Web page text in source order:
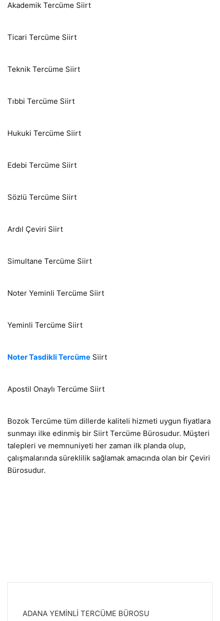
Akademik Tercüme Siirt
Ticari Tercüme Siirt
Teknik Tercüme Siirt
Tıbbi Tercüme Siirt
Hukuki Tercüme Siirt
Edebi Tercüme Siirt
Sözlü Tercüme Siirt
Ardıl Çeviri Siirt
Simultane Tercüme Siirt
Noter Yeminli Tercüme Siirt
Yeminli Tercüme Siirt
Noter Tasdikli Tercüme Siirt
Apostil Onaylı Tercüme Siirt
Bozok Tercüme tüm dillerde kaliteli hizmeti uygun fiyatlara
sunmayı ilke edinmiş bir Siirt Tercüme Bürosudur. Müşteri
talepleri ve memnuniyeti her zaman ilk planda olup,
çalışmalarında süreklilik sağlamak amacında olan bir Çeviri
Bürosudur.
ADANA YEMİNLİ TERCÜME BÜROSU